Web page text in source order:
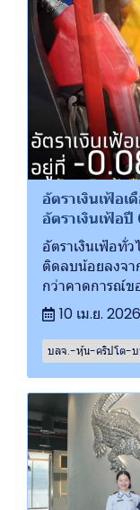
อัตราเงินเฟ้อ
อัตราเงินเฟ้อ
อัตราเงินเฟ้อทั่
ติดลบน้อยลงจ
กว่าคาดการณ์ข
10 เม.ย. 2026
บลจ.-หุ้น-คริปโต-บ